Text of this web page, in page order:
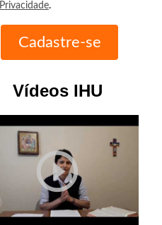
Privacidade.
Vídeos IHU
play_circle_outline